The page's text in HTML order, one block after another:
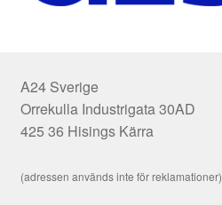
A24 Sverige
Orrekulla Industrigata 30AD
425 36 Hisings Kärra
(adressen används inte för reklamationer)